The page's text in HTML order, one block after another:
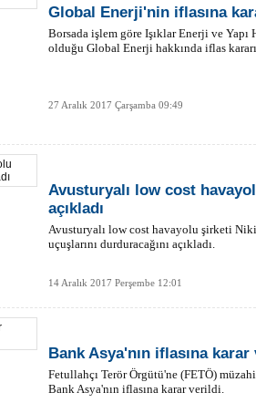
Global Enerji'nin iflasına
Borsada işlem göre Işıklar Enerji ve
olduğu Global Enerji hakkında iflas kararı
27 Aralık 2017 Çarşamba 09:49
Avusturyalı low cost
açıkladı
Avusturyalı low cost havayolu şirketi
uçuşlarını durduracağını açıkladı.
14 Aralık 2017 Perşembe 12:01
Bank Asya'nın iflasına
Fetullahçı Terör Örgütü'ne (FETÖ)
Bank Asya'nın iflasına karar verildi.